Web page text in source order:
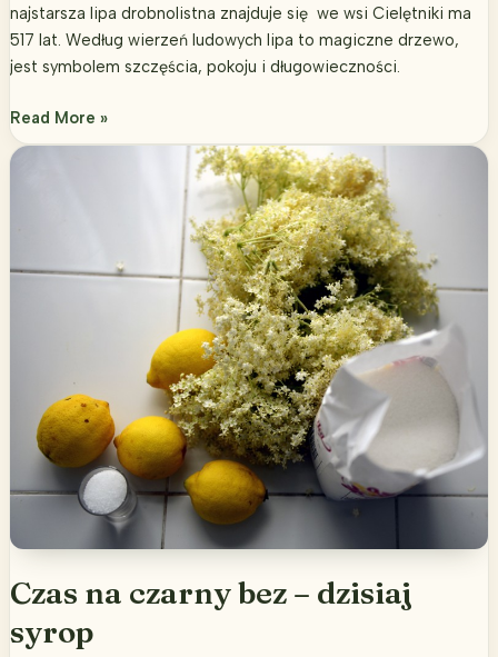
najstarsza lipa drobnolistna znajduje się we wsi Cielętniki ma
517 lat. Według wierzeń ludowych lipa to magiczne drzewo,
jest symbolem szczęścia, pokoju i długowieczności.
Syrop
Read More »
Czas na czarny bez – dzisiaj
syrop